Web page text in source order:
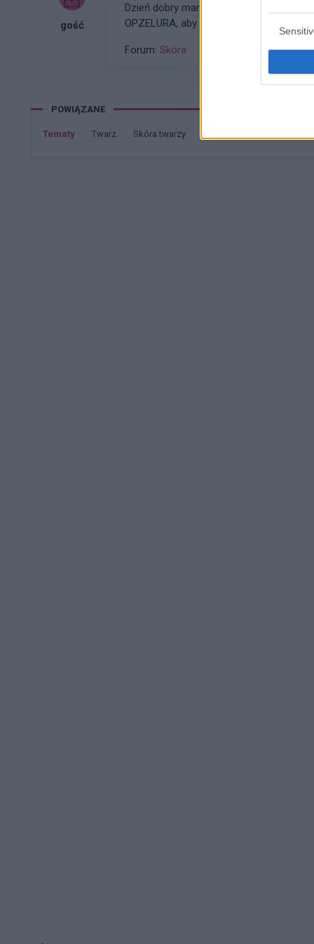
gość
Dzień dobry mam bielactwo nabyte, czy
OPZELURA, aby zakupić ją w Niemczech?
Forum:Skóra
POWIĄZANE
Tematy twarz skóra twarzy